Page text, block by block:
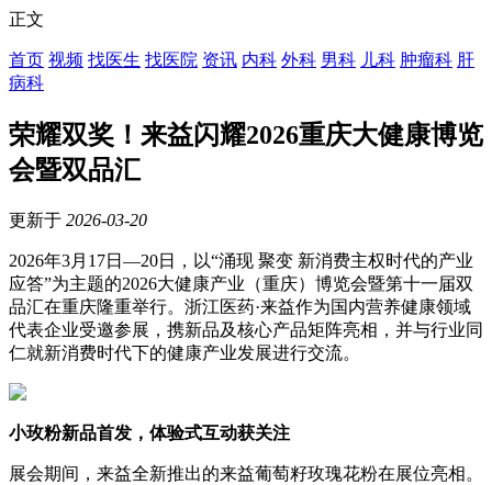
正文
首页 视频 找医生 找医院 资讯 内科 外科 男科 儿科 肿瘤科 肝
病科
荣耀双奖！来益闪耀2026重庆大健康博览
会暨双品汇
更新于 2026-03-20
2026年3月17日—20日，以“涌现 聚变 新消费主权时代的产业
应答”为主题的2026大健康产业（重庆）博览会暨第十一届双
品汇在重庆隆重举行。浙江医药·来益作为国内营养健康领域
代表企业受邀参展，携新品及核心产品矩阵亮相，并与行业同
仁就新消费时代下的健康产业发展进行交流。
小玫粉新品首发，体验式互动获关注
展会期间，来益全新推出的来益葡萄籽玫瑰花粉在展位亮相。